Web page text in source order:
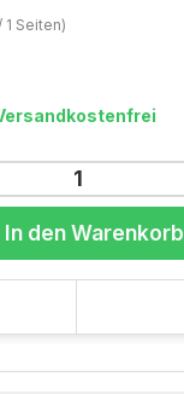
1 Seiten)
In den Warenkorb